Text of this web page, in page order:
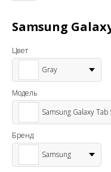
Samsung
Цвет
Gray
Модель
Samsung Galaxy Tab
Бренд
Samsung